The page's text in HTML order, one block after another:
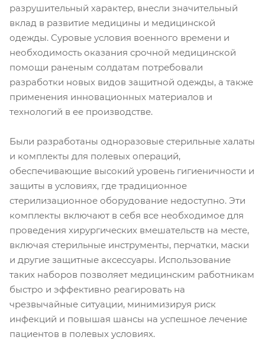
разрушительный характер, внесли значительный
вклад в развитие медицины и медицинской
одежды. Суровые условия военного времени и
необходимость оказания срочной медицинской
помощи раненым солдатам потребовали
разработки новых видов защитной одежды, а также
применения инновационных материалов и
технологий в ее производстве.
Были разработаны одноразовые стерильные халаты
и комплекты для полевых операций,
обеспечивающие высокий уровень гигиеничности и
защиты в условиях, где традиционное
стерилизационное оборудование недоступно. Эти
комплекты включают в себя все необходимое для
проведения хирургических вмешательств на месте,
включая стерильные инструменты, перчатки, маски
и другие защитные аксессуары. Использование
таких наборов позволяет медицинским работникам
быстро и эффективно реагировать на
чрезвычайные ситуации, минимизируя риск
инфекций и повышая шансы на успешное лечение
пациентов в полевых условиях.